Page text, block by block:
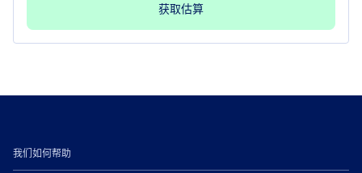
获取估算
我们如何帮助